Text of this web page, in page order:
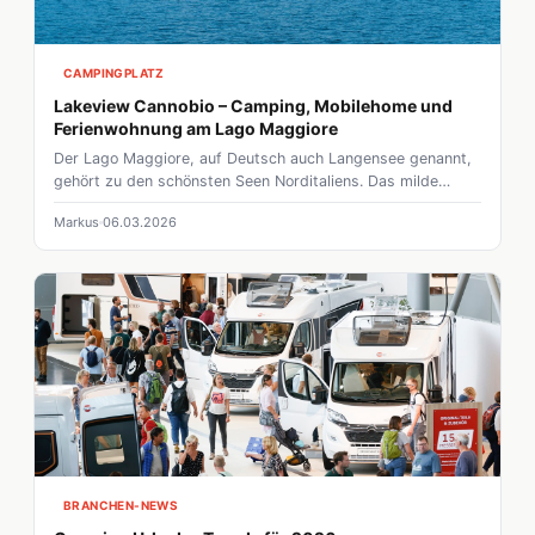
CAMPINGPLATZ
Lakeview Cannobio – Camping, Mobilehome und
Ferienwohnung am Lago Maggiore
Der Lago Maggiore, auf Deutsch auch Langensee genannt,
gehört zu den schönsten Seen Norditaliens. Das milde
Klima, das klare Wasser und die beeindruckende
Bergkulisse machen ihn zu einem idealen Reiseziel für
Campingurlaub, Wassersport und entspannte Ferientage.
Genau hier, in einer der besten Lagen des Sees, befindet
sich das Lakeview Cannobio Feriendorf – ein Ort, an dem
Urlauber die Schönheit des Lago Maggiore besonders
intensiv erleben können.
Markus 06.03.2026
BRANCHEN-NEWS